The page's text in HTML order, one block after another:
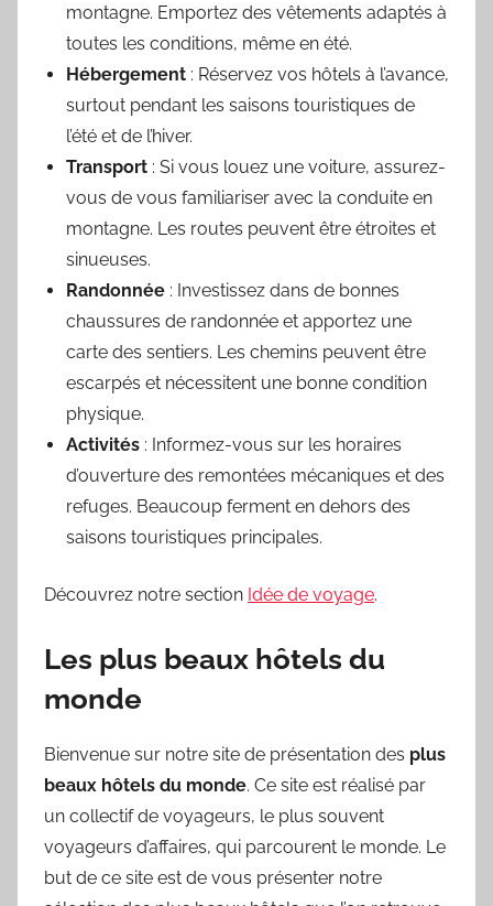
montagne. Emportez des vêtements adaptés à
toutes les conditions, même en été.
Hébergement : Réservez vos hôtels à l’avance,
surtout pendant les saisons touristiques de
l’été et de l’hiver.
Transport : Si vous louez une voiture, assurez-
vous de vous familiariser avec la conduite en
montagne. Les routes peuvent être étroites et
sinueuses.
Randonnée : Investissez dans de bonnes
chaussures de randonnée et apportez une
carte des sentiers. Les chemins peuvent être
escarpés et nécessitent une bonne condition
physique.
Activités : Informez-vous sur les horaires
d’ouverture des remontées mécaniques et des
refuges. Beaucoup ferment en dehors des
saisons touristiques principales.
Découvrez notre section Idée de voyage.
Les plus beaux hôtels du
monde
Bienvenue sur notre site de présentation des plus
beaux hôtels du monde. Ce site est réalisé par
un collectif de voyageurs, le plus souvent
voyageurs d’affaires, qui parcourent le monde. Le
but de ce site est de vous présenter notre